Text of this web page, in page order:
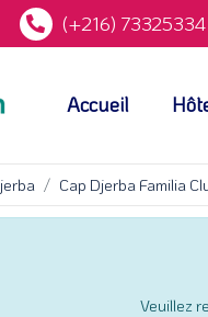
(+216) 73325334
Accueil
Cap Djerba Familia
Veuillez